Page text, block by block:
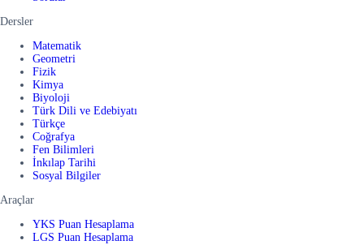
Dersler
Matematik
Geometri
Fizik
Kimya
Biyoloji
Türk Dili ve Edebiyatı
Türkçe
Coğrafya
Fen Bilimleri
İnkılap Tarihi
Sosyal Bilgiler
Araçlar
YKS Puan Hesaplama
LGS Puan Hesaplama